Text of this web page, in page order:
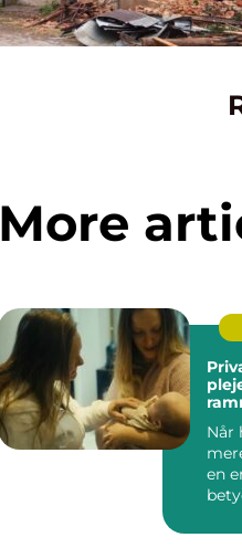
More
Når
en
be...